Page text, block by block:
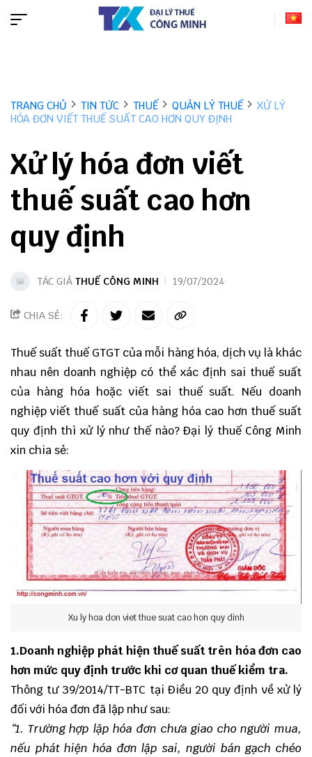
TRANG CHỦ TIN TỨC THUẾ QUẢN LÝ THUẾ
XỬ LÝ
HÓA ĐƠN VIẾT THUẾ SUẤT CAO HƠN QUY ĐỊNH
Xử lý hóa đơn viết
thuế suất cao hơn
quy định
TÁC GIẢ THUẾ CÔNG MINH 19/07/2024
CHIA SẺ:
Thuế suất thuế GTGT của mỗi hàng hóa, dịch vụ là khác
nhau nên doanh nghiệp có thể xác định sai thuế suất
của hàng hóa hoặc viết sai thuế suất. Nếu doanh
nghiệp viết thuế suất của hàng hóa cao hơn thuế suất
quy định thì xử lý như thế nào?Đại lý thuế Công Minh
xin chia sẻ:
Xu ly hoa don viet thue suat cao hon quy dinh
1.Doanh nghiệp phát hiện thuế suất trên hóa đơn cao
hơn mức quy định trước khi cơ quan thuế kiểm tra.
Thông tư 39/2014/TT-BTC tại Điều 20 quy định về xử lý
đối với hóa đơn đã lập như sau:
“1. Trường hợp lập hóa đơn chưa giao cho người mua,
nếu phát hiện hóa đơn lập sai, người bán gạch chéo